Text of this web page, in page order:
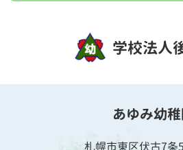
学校法人
あゆみ幼
札幌市東区伏古7条